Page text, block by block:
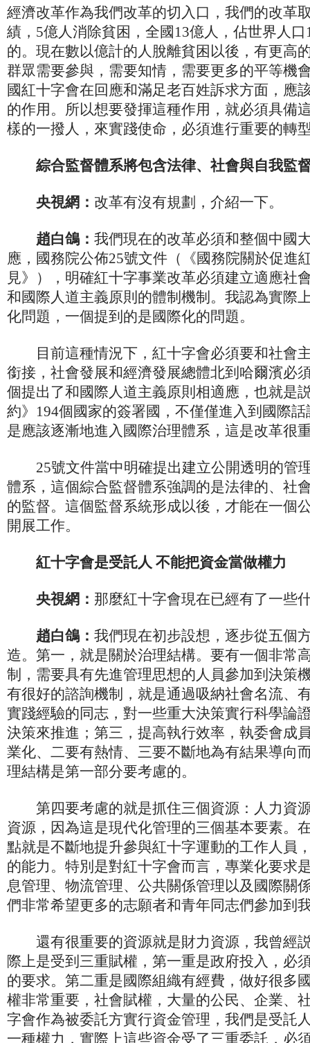
經濟改革作為我們改革的切入口，我們的改革
績，5億人消除貧困，全國13億人，佔世界人
的。現在數以億計的人脫離貧困以後，有更高
群眾需要參與，需要知情，需要更多的平等機
國紅十字會在回應和滿足老百姓訴求方面，應
的作用。所以想要發揮這種作用，就必須具備
樣的一撥人，來實踐使命，必須進行重要的轉
綜合監督體系將包含法律、社會與自我監
央視網： 改革有沒有規劃，介紹一下。
趙白鴿： 我們現在的改革必須和整個中國
應，國務院公佈25號文件（《國務院關於促進
見》），明確紅十字事業改革必須建立適應社
和國際人道主義原則的體制機制。我認為實際
化問題，一個提到的是國際化的問題。
目前這種情況下，紅十字會必須要和社會
銜接，社會發展和經濟發展總體北到哈爾濱必
個提出了和國際人道主義原則相適應，也就是
約》194個國家的簽署國，不僅僅進入到國際
是應該逐漸地進入國際治理體系，這是改革很
25號文件當中明確提出建立公開透明的管
體系，這個綜合監督體系強調的是法律的、社
的監督。這個監督系統形成以後，才能在一個
開展工作。
紅十字會是受託人 不能把資金當做權力
央視網： 那麼紅十字會現在已經有了一些
趙白鴿： 我們現在初步設想，逐步從五個
造。第一，就是關於治理結構。要有一個非常
制，需要具有先進管理思想的人員參加到決策
有很好的諮詢機制，就是通過吸納社會名流、
實踐經驗的同志，對一些重大決策實行科學論
決策來推進；第三，提高執行效率，執委會成
業化、二要有熱情、三要不斷地為有結果導向
理結構是第一部分要考慮的。
第四要考慮的就是抓住三個資源：人力資
資源，因為這是現代化管理的三個基本要素。
點就是不斷地提升參與紅十字運動的工作人員
的能力。特別是對紅十字會而言，專業化要求
息管理、物流管理、公共關係管理以及國際關
們非常希望更多的志願者和青年同志們參加到
還有很重要的資源就是財力資源，我曾經
際上是受到三重賦權，第一重是政府投入，必
的要求。第二重是國際組織有經費，做好很多
權非常重要，社會賦權，大量的公民、企業、
字會作為被委託方實行資金管理，我們是受託
一種權力，實際上這些資金受了三重委託，必